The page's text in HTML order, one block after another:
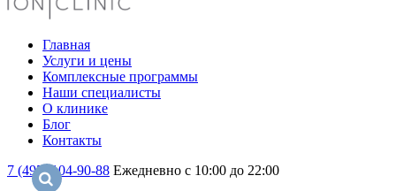
Главная
Услуги и цены
Комплексные программы
Наши специалисты
О клинике
Блог
Контакты
7 (495) 104-90-88 Ежедневно с 10:00 до 22:00